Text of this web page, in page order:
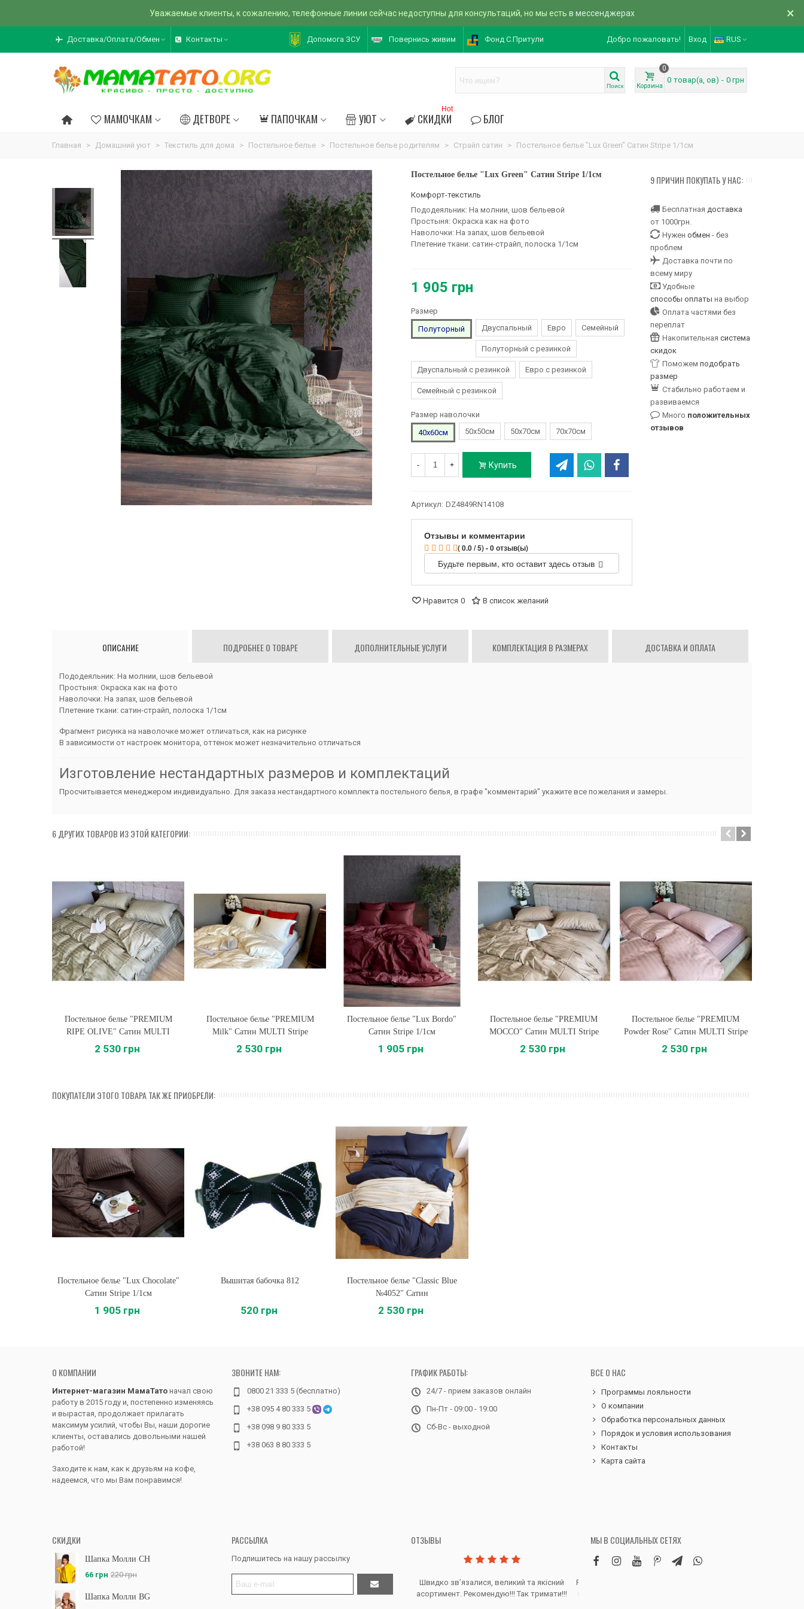
Уважаемые клиенты, к сожалению, телефонные линии сейчас недоступны для консультаций, но мы есть в мессенджерах ×
Доставка/Оплата/Обмен Контакты Допомога ЗСУ Повернись живим Фонд С.Притули Добро пожаловать! Вход RUS
Поиск Корзина
0
0 товар(а, ов) - 0 грн
МАМОЧКАМ ДЕТВОРЕ ПАПОЧКАМ УЮТ СКИДКИ
Hot
БЛОГ
Главная > Домашний уют > Текстиль для дома > Постельное белье > Постельное белье родителям > Страйп сатин > Постельное белье "Lux Green" Сатин Stripe 1/1см
Постельное белье "Lux Green" Сатин Stripe 1/1см
Комфорт-текстиль
Пододеяльник: На молнии, шов бельевой
Простыня: Окраска как на фото
Наволочки: На запах, шов бельевой
Плетение ткани: сатин-страйп, полоска 1/1см
1 905 грн
Размер
Полуторный
Двуспальный Евро Семейный
Полуторный с резинкой
Двуспальный с резинкой Евро с резинкой
Семейный с резинкой
Размер наволочки
40х60см
50х50см 50х70см 70х70см
- + Купить
Артикул: DZ4849RN14108
Отзывы и комментарии
( 0.0 / 5) - 0 отзыв(ы)
Будьте первым, кто оставит здесь отзыв
Нравится 0 В список желаний
9 ПРИЧИН ПОКУПАТЬ У НАС:
Бесплатная доставка
от 1000грн.
Нужен обмен - без
проблем
Доставка почти по
всему миру
Удобные
способы оплаты на выбор
Оплата частями без
переплат
Накопительная система
скидок
Поможем подобрать
размер
Стабильно работаем и
развиваемся
Много положительных
отзывов
ОПИСАНИЕ ПОДРОБНЕЕ О ТОВАРЕ ДОПОЛНИТЕЛЬНЫЕ УСЛУГИ КОМПЛЕКТАЦИЯ В РАЗМЕРАХ ДОСТАВКА И ОПЛАТА
Пододеяльник: На молнии, шов бельевой
Простыня: Окраска как на фото
Наволочки: На запах, шов бельевой
Плетение ткани: сатин-страйп, полоска 1/1см
Фрагмент рисунка на наволочке может отличаться, как на рисунке
В зависимости от настроек монитора, оттенок может незначительно отличаться
Изготовление нестандартных размеров и комплектаций
Просчитывается менеджером индивидуально. Для заказа нестандартного комплекта постельного белья, в графе "комментарий" укажите все пожелания и замеры.
6 ДРУГИХ ТОВАРОВ ИЗ ЭТОЙ КАТЕГОРИИ:
Купить
Постельное белье "PREMIUM
RIPE OLIVE" Сатин MULTI
Stripe
2 530 грн
Купить
Постельное белье "PREMIUM
Milk" Сатин MULTI Stripe
2 530 грн
Купить
Постельное белье "Lux Bordo"
Сатин Stripe 1/1см
1 905 грн
Купить
Постельное белье "PREMIUM
MOCCO" Сатин MULTI Stripe
2 530 грн
Купить
Постельное белье "PREMIUM
Powder Rose" Сатин MULTI Stripe
2 530 грн
ПОКУПАТЕЛИ ЭТОГО ТОВАРА ТАК ЖЕ ПРИОБРЕЛИ:
Купить
Постельное белье "Lux Chocolate"
Сатин Stripe 1/1см
1 905 грн
Купить
Вышитая бабочка 812
520 грн
Купить
Постельное белье "Classic Blue
№4052" Сатин
2 530 грн
О КОМПАНИИ
Интернет-магазин МамаТато начал свою
работу в 2015 году и, постепенно изменяясь
и вырастая, продолжает прилагать
максимум усилий, чтобы Вы, наши дорогие
клиенты, оставались довольными нашей
работой!
Заходите к нам, как к друзьям на кофе,
надеемся, что мы Вам понравимся!
ЗВОНИТЕ НАМ:
0800 21 333 5 (бесплатно)
+38 095 4 80 333 5
+38 098 9 80 333 5
+38 063 8 80 333 5
ГРАФИК РАБОТЫ:
24/7 - прием заказов онлайн
Пн-Пт - 09:00 - 19:00
Сб-Вс - выходной
ВСЕ О НАС
Программы лояльности
О компании
Обработка персональных данных
Порядок и условия использования
Контакты
Карта сайта
СКИДКИ
Шапка Молли CH
66 грн 220 грн
Шапка Молли BG
РАССЫЛКА
Подпишитесь на нашу рассылку
ОТЗЫВЫ
Дякую за все, продавець супер.
Швидко звʼязалися, великий та якісний
асортимент. Рекомендую!!! Так тримати!!!
Робила замовлення дитячих вельветових
штанів. Дуже вдячна магазину, доставка
МЫ В СОЦИАЛЬНЫХ СЕТЯХ